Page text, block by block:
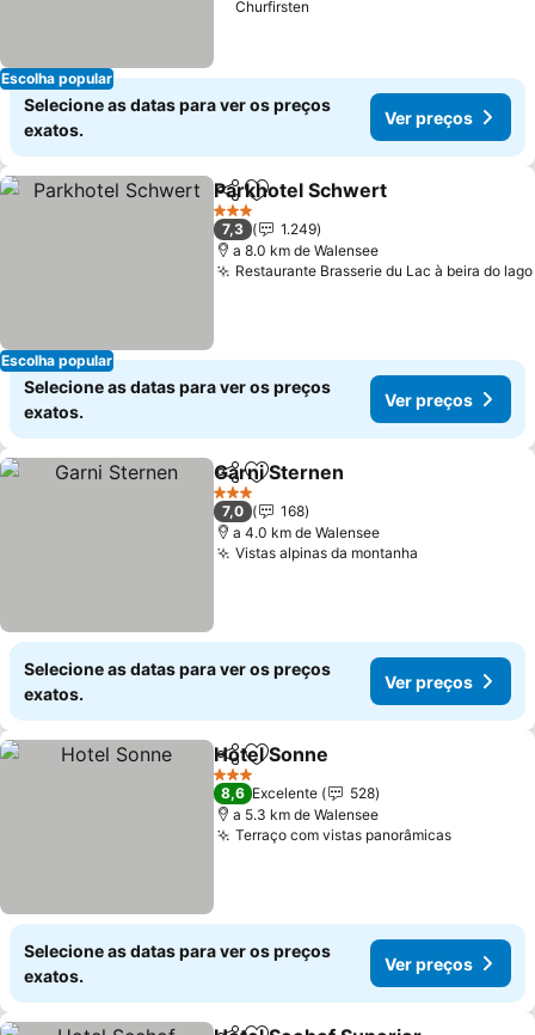
Escolha popular
Churfirsten
Selecione as datas para ver os preços
exatos.
Ver preços
Escolha popular
PartilharAdicionar aos favoritos
Parkhotel Schwert
3 Estrelas
7,3
1.249
a 8.0 km de Walensee
Restaurante Brasserie du Lac à beira do lago
Selecione as datas para ver os preços
exatos.
Ver preços
PartilharAdicionar aos favoritos
Garni Sternen
3 Estrelas
7,0
168
a 4.0 km de Walensee
Vistas alpinas da montanha
Selecione as datas para ver os preços
exatos.
Ver preços
PartilharAdicionar aos favoritos
Hotel Sonne
3 Estrelas
8,6 Excelente
528
a 5.3 km de Walensee
Terraço com vistas panorâmicasVer
Selecione as datas para ver os preços
exatos.
Ver preços